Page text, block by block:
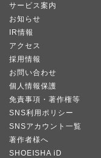
サービス案内
お知らせ
IR情報
アクセス
採用情報
お問い合わせ
個人情報保護
免責事項・著作権等
SNS利用ポリシー
SNSアカウント一覧
著作者様へ
SHOEISHA iD